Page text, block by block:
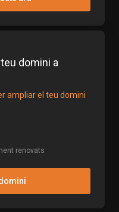
domini a
ampliar el teu domini
renovats